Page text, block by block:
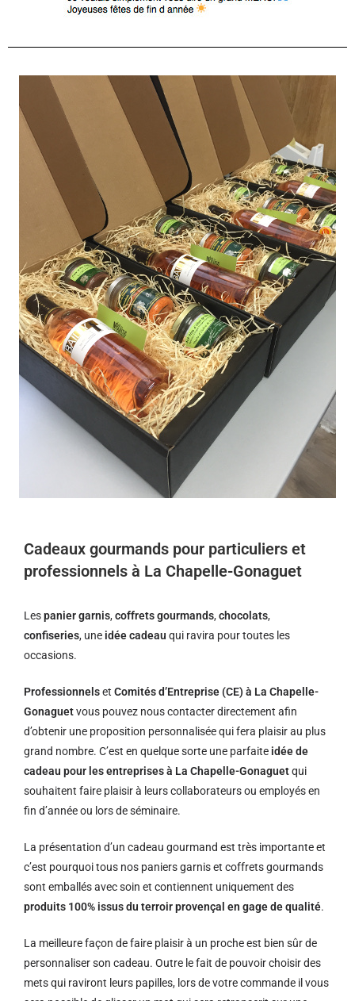
Cadeaux gourmands pour particuliers et
professionnels à La Chapelle-Gonaguet
Lespanier garnis,coffrets gourmands,chocolats,
confiseries, une idée cadeau qui ravira pour toutes les
occasions.
Professionnelset Comités d’Entreprise (CE) à La Chapelle-
Gonaguetvous pouvez nous contacter directement afin
d’obtenir une proposition personnalisée qui fera plaisir au plus
grand nombre. C’est en quelque sorte une parfaite idée de
cadeau pour les entreprises à La Chapelle-Gonaguetqui
souhaitent faire plaisir à leurs collaborateurs ou employés en
fin d’année ou lors de séminaire.
La présentation d’un cadeau gourmand est très importante et
c’est pourquoi tous nos paniers garnis et coffrets gourmands
sont emballés avec soin et contiennent uniquement des
produits 100% issus du terroir provençal en gage de qualité.
La meilleure façon de faire plaisir à un proche est bien sûr de
personnaliser son cadeau. Outre le fait de pouvoir choisir des
mets qui raviront leurs papilles, lors de votre commande il vous